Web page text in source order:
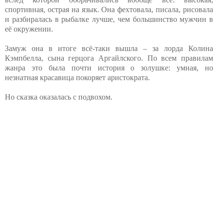
спортивная, острая на язык. Она фехтовала, писала, рисовала
и разбиралась в рыбалке лучше, чем большинство мужчин в
её окружении.
Замуж она в итоге всё-таки вышла – за лорда Колина
Кэмпбелла, сына герцога Аргайлского. По всем правилам
жанра это была почти история о золушке: умная, но
незнатная красавица покоряет аристократа.
Но сказка оказалась с подвохом.